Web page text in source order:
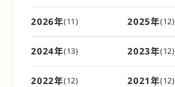
2026年(11) 2025年(12)
2024年(13) 2023年(12)
2022年(12) 2021年(12)